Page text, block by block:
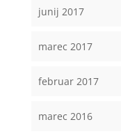
junij 2017
marec 2017
februar 2017
marec 2016